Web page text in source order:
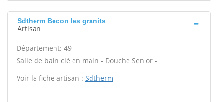
Sdtherm Becon les granits
Artisan
Département: 49
Salle de bain clé en main - Douche Senior -
Voir la fiche artisan : Sdtherm